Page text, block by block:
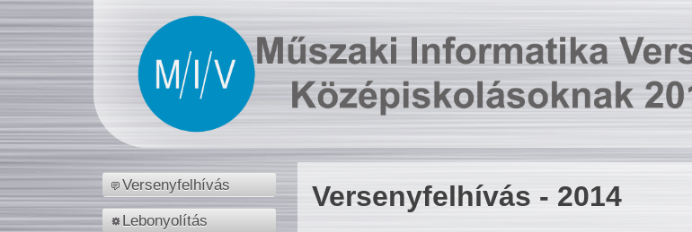
Versenyfelhívás
Lebonyolítás
Versenyfelhívás - 2014